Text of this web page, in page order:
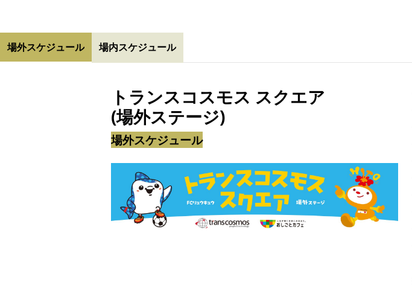
場外スケジュール 場内スケジュール
トランスコスモス スクエア
(場外ステージ)
場外スケジュール